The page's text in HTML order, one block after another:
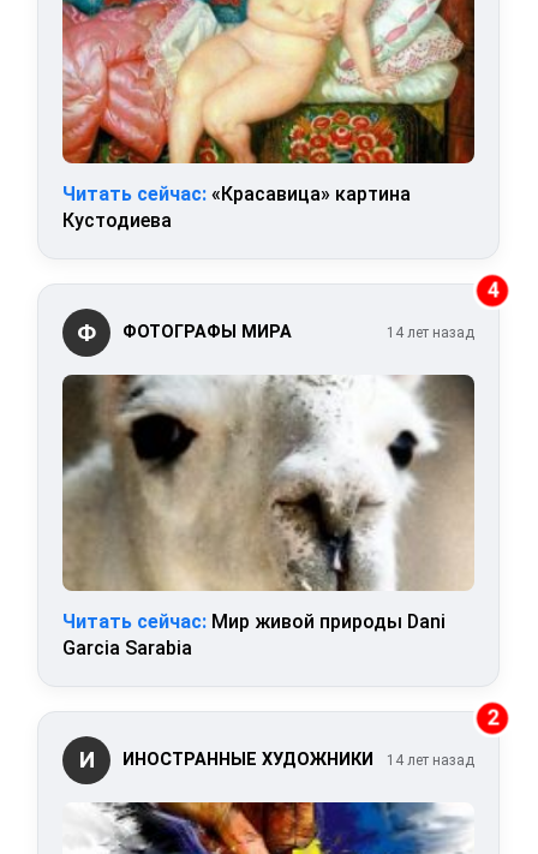
Читать сейчас: «Красавица» картина
Кустодиева
4
Ф ФОТОГРАФЫ МИРА 14 лет назад
Читать сейчас: Мир живой природы Dani
Garcia Sarabia
2
И ИНОСТРАННЫЕ ХУДОЖНИКИ 14 лет назад